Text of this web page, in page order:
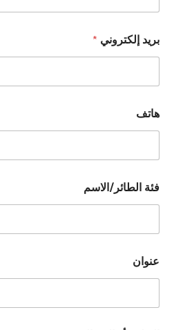
بريد إلكتروني *
هاتف
فئة الطائر/الاسم
عنوان